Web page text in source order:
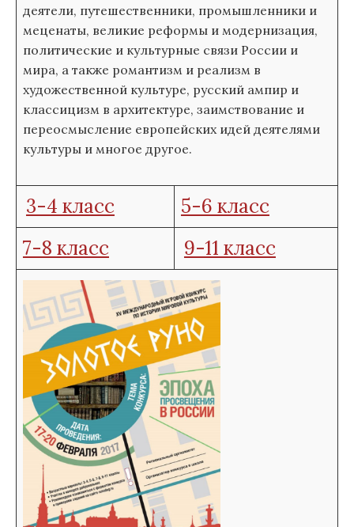
деятели, путешественники, промышленники и
меценаты, великие реформы и модернизация,
политические и культурные связи России и
мира, а также романтизм и реализм в
художественной культуре, русский ампир и
классицизм в архитектуре, заимствование и
переосмысление европейских идей деятелями
культуры и многое другое.
3-4 класс
5-6 класс
7-8 класс
9-11 класс